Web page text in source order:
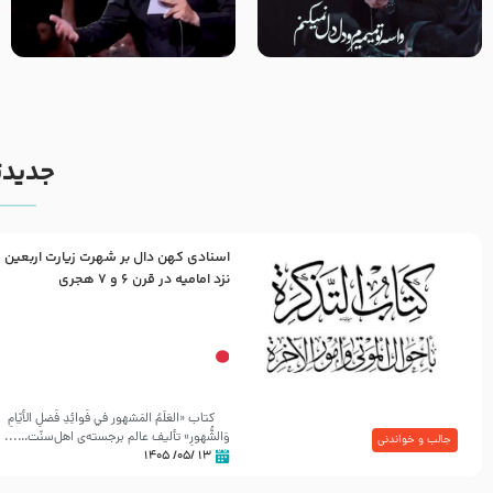
مصداق کربلا – حاج حسین سیب
شور ، حسینا! به‌ حق زهرا «أُنْظُرْ
إِلَینا» – عزاداری شب هفتم ماه
جالب و خواندنی
اسنادی کهن دال بر شهرت زیارت اربعین
نزد امامیه در قرن ۶ و ۷ هجری
کتاب «العَلَمُ المَشهور في فَوائِدِ فَضلِ الأيّامِ
وَالشُّهورِ» تألیف عالم برجسته‌ی اهل‌سنّت…...
۱۳ /۰۵/ ۱۴۰۵